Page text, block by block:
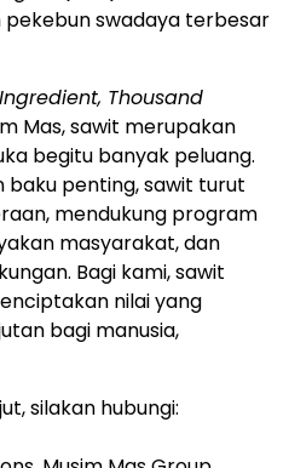
swadaya terbesar
Thousand
Mas, sawit merupakan
begitu banyak peluang.
baku penting, sawit turut
mendukung program
masyarakat, dan
Bagi kami, sawit
nilai yang
bagi manusia,
silakan hubungi: